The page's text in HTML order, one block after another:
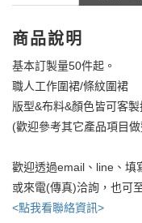
商品說明
基本訂製量50件起。
職人工作圍裙/條紋圍裙
版型&布料&顏色皆可客製
(歡迎參考其它產品項目
歡迎透過email、line、填
或來電(傳真)洽詢，也可
<點我看聯絡資訊>